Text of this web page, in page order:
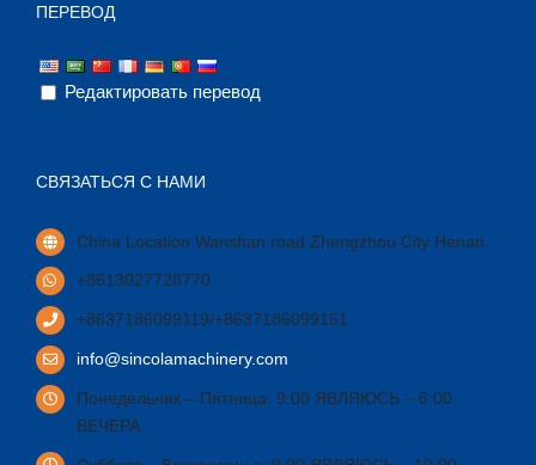
ПЕРЕВОД
Редактировать перевод
СВЯЗАТЬСЯ С НАМИ
China Location Wanshan road Zhengzhou City Henan
+8613027728770
+8637186099119/+8637186099151
info@sincolamachinery.com
Понедельник – Пятница: 9:00 ЯВЛЯЮСЬ – 6:00
ВЕЧЕРА